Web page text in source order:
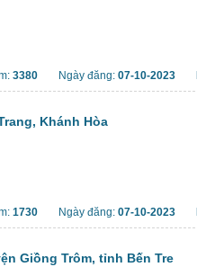
3380 Ngày đăng: 07-10-2023
Khánh Hòa
1730 Ngày đăng: 07-10-2023
Giồng Trôm, tỉnh Bến Tre